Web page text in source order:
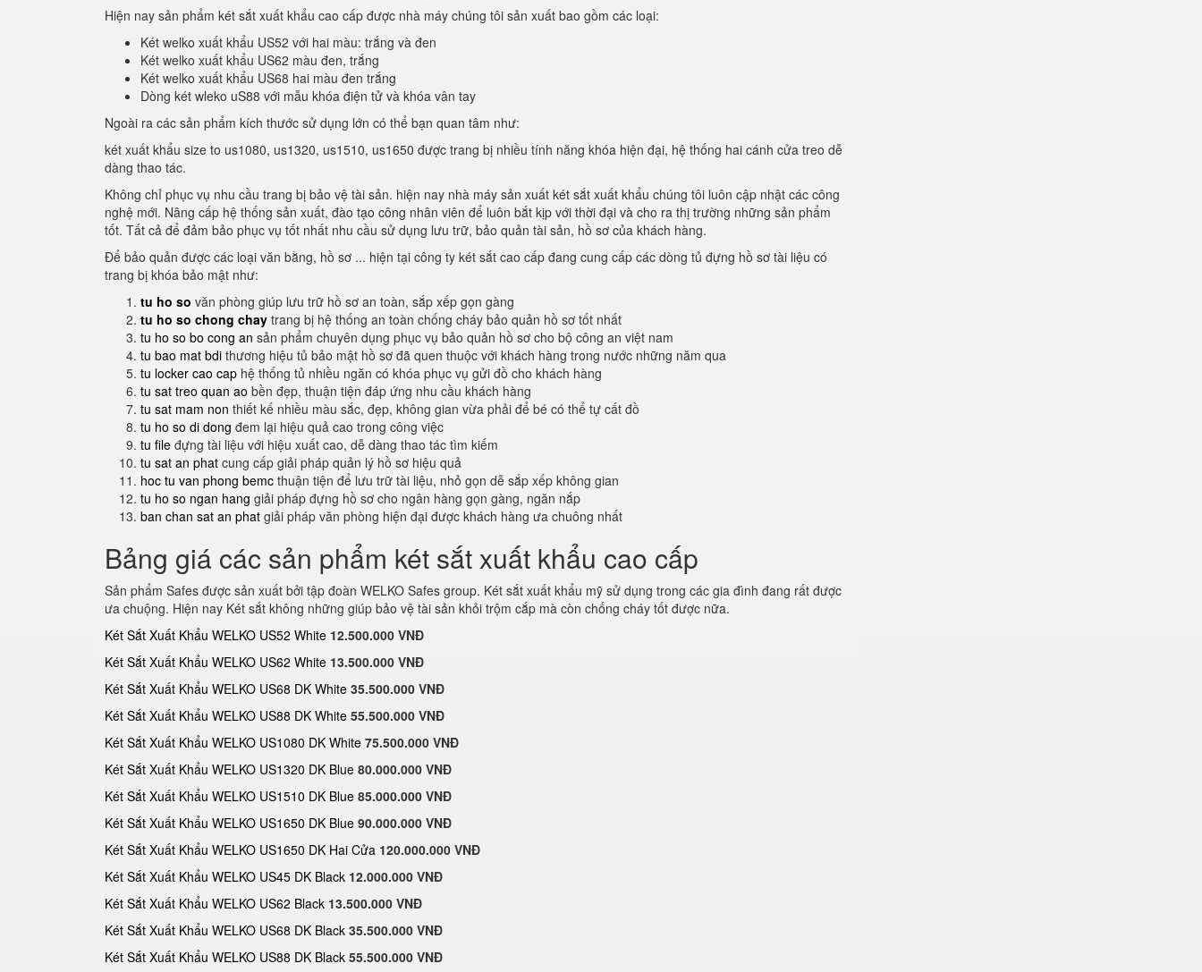
Hiện nay sản phẩm két sắt xuất khẩu cao cấp được nhà máy chúng tôi sản xuất bao gồm các loại:
Két welko xuất khẩu US52 với hai màu: trắng và đen
Két welko xuất khẩu US62 màu đen, trắng
Két welko xuất khẩu US68 hai màu đen trắng
Dòng két wleko uS88 với mẫu khóa điện tử và khóa vân tay
Ngoài ra các sản phẩm kích thước sử dụng lớn có thể bạn quan tâm như:
két xuất khẩu size to us1080, us1320, us1510, us1650 được trang bị nhiều tính năng khóa hiện đại, hệ thống hai cánh cửa treo dễ
dàng thao tác.
Không chỉ phục vụ nhu cầu trang bị bảo vệ tài sản. hiện nay nhà máy sản xuất két sắt xuất khẩu chúng tôi luôn cập nhật các công
nghệ mới. Nâng cấp hệ thống sản xuất, đào tạo công nhân viên để luôn bắt kịp với thời đại và cho ra thị trường những sản phẩm
tốt. Tất cả để đảm bảo phục vụ tốt nhất nhu cầu sử dụng lưu trữ, bảo quản tài sản, hồ sơ của khách hàng.
Để bảo quản được các loại văn bằng, hồ sơ ... hiện tại công ty két sắt cao cấp đang cung cấp các dòng tủ đựng hồ sơ tài liệu có
trang bị khóa bảo mật như:
tu ho so văn phòng giúp lưu trữ hồ sơ an toàn, sắp xếp gọn gàng
tu ho so chong chay trang bị hệ thống an toàn chống cháy bảo quản hồ sơ tốt nhất
tu ho so bo cong an sản phẩm chuyên dụng phục vụ bảo quản hồ sơ cho bộ công an việt nam
tu bao mat bdi thương hiệu tủ bảo mật hồ sơ đã quen thuộc với khách hàng trong nước những năm qua
tu locker cao cap hệ thống tủ nhiều ngăn có khóa phục vụ gửi đồ cho khách hàng
tu sat treo quan ao bền đẹp, thuận tiện đáp ứng nhu cầu khách hàng
tu sat mam non thiết kế nhiều màu sắc, đẹp, không gian vừa phải để bé có thể tự cất đồ
tu ho so di dong đem lại hiệu quả cao trong công việc
tu file đựng tài liệu với hiệu xuất cao, dễ dàng thao tác tìm kiếm
tu sat an phat cung cấp giải pháp quản lý hồ sơ hiệu quả
hoc tu van phong bemc thuận tiện để lưu trữ tài liệu, nhỏ gọn dễ sắp xếp không gian
tu ho so ngan hang giải pháp đựng hồ sơ cho ngân hàng gọn gàng, ngăn nắp
ban chan sat an phat giải pháp văn phòng hiện đại được khách hàng ưa chuông nhất
Bảng giá các sản phẩm két sắt xuất khẩu cao cấp
Sản phẩm Safes được sản xuất bởi tập đoàn WELKO Safes group. Két sắt xuất khẩu mỹ sử dụng trong các gia đình đang rất được
ưa chuộng. Hiện nay Két sắt không những giúp bảo vệ tài sản khỏi trộm cắp mà còn chống cháy tốt được nữa.
Két Sắt Xuất Khẩu WELKO US52 White 12.500.000 VNĐ
Két Sắt Xuất Khẩu WELKO US62 White 13.500.000 VNĐ
Két Sắt Xuất Khẩu WELKO US68 DK White 35.500.000 VNĐ
Két Sắt Xuất Khẩu WELKO US88 DK White 55.500.000 VNĐ
Két Sắt Xuất Khẩu WELKO US1080 DK White 75.500.000 VNĐ
Két Sắt Xuất Khẩu WELKO US1320 DK Blue 80.000.000 VNĐ
Két Sắt Xuất Khẩu WELKO US1510 DK Blue 85.000.000 VNĐ
Két Sắt Xuất Khẩu WELKO US1650 DK Blue 90.000.000 VNĐ
Két Sắt Xuất Khẩu WELKO US1650 DK Hai Cửa 120.000.000 VNĐ
Két Sắt Xuất Khẩu WELKO US45 DK Black 12.000.000 VNĐ
Két Sắt Xuất Khẩu WELKO US62 Black 13.500.000 VNĐ
Két Sắt Xuất Khẩu WELKO US68 DK Black 35.500.000 VNĐ
Két Sắt Xuất Khẩu WELKO US88 DK Black 55.500.000 VNĐ